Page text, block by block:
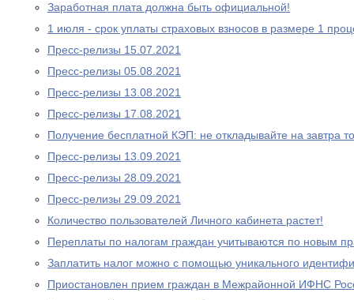
Заработная плата должна быть официальной!
1 июля - срок уплаты страховых взносов в размере 1
Пресс-релизы 15.07.2021
Пресс-релизы 05.08.2021
Пресс-релизы 13.08.2021
Пресс-релизы 17.08.2021
Получение бесплатной КЭП: не откладывайте на завтра
Пресс-релизы 13.09.2021
Пресс-релизы 28.09.2021
Пресс-релизы 29.09.2021
Количество пользователей Личного кабинета растет!
Переплаты по налогам граждан учитываются по новым
Заплатить налог можно с помощью уникального
Приостановлен прием граждан в Межрайонной ИФНС